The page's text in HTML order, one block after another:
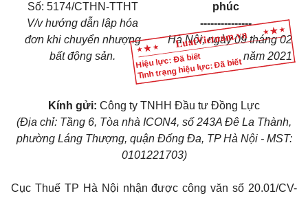
Hiệu lực: Đã biết
Tình trạng hiệu lực: Đã biết
Số: 5174/CTHN-TTHT
V/v hướng dẫn lập hóa
đơn khi chuyển nhượng
bất động sản.
phúc
---------------
Hà Nội, ngày 09 tháng 02
năm 2021
Kính gửi: Công ty TNHH Đầu tư Đồng Lực
(Địa chỉ: Tầng 6, Tòa nhà ICON4, số 243A Đê La Thành,
phường Láng Thượng, quận Đống Đa, TP Hà Nội - MST:
0101221703)
Cục Thuế TP Hà Nội nhận được công văn số 20.01/CV-